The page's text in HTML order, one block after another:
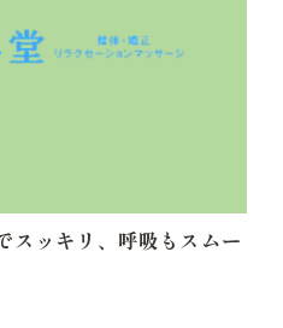
スッキリ、呼吸もスムー